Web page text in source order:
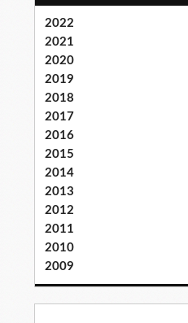
2022
2021
2020
2019
2018
2017
2016
2015
2014
2013
2012
2011
2010
2009